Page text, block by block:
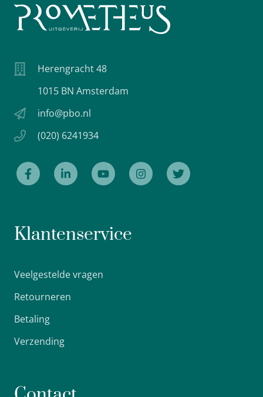
Herengracht 48
1015 BN Amsterdam
info@pbo.nl
(020) 6241934
Klantenservice
Veelgestelde vragen
Retourneren
Betaling
Verzending